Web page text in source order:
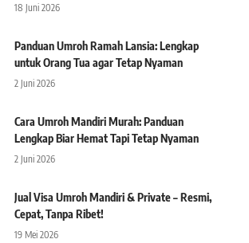
18 Juni 2026
Panduan Umroh Ramah Lansia: Lengkap
untuk Orang Tua agar Tetap Nyaman
2 Juni 2026
Cara Umroh Mandiri Murah: Panduan
Lengkap Biar Hemat Tapi Tetap Nyaman
2 Juni 2026
Jual Visa Umroh Mandiri & Private – Resmi,
Cepat, Tanpa Ribet!
19 Mei 2026